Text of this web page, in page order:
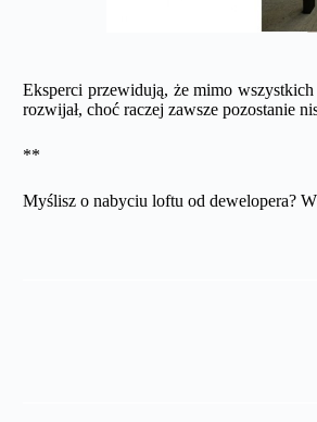
Eksperci przewidują, że mimo
rozwijał, choć raczej zawsze pozostanie
**
Myślisz o nabyciu loftu od dewelopera?